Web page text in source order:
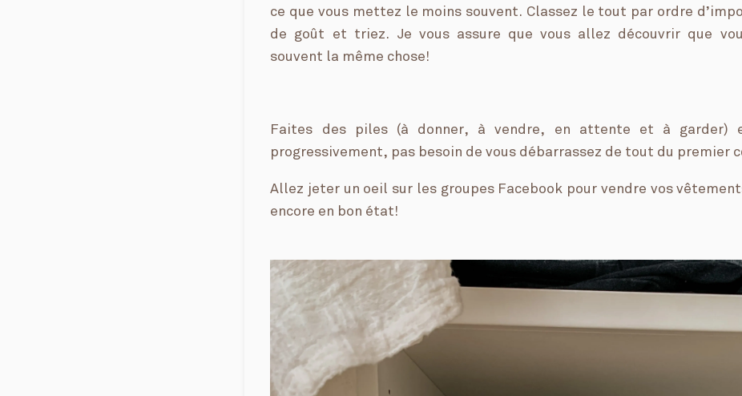
ce que vous mettez le moins souvent. Classez le tout par ordre
de goût et triez. Je vous assure que vous allez découvrir que
souvent la même chose!
Faites des piles (à donner, à vendre, en attente et à garder)
progressivement, pas besoin de vous débarrassez de tout du premier
Allez jeter un oeil sur les groupes Facebook pour vendre vos
encore en bon état!